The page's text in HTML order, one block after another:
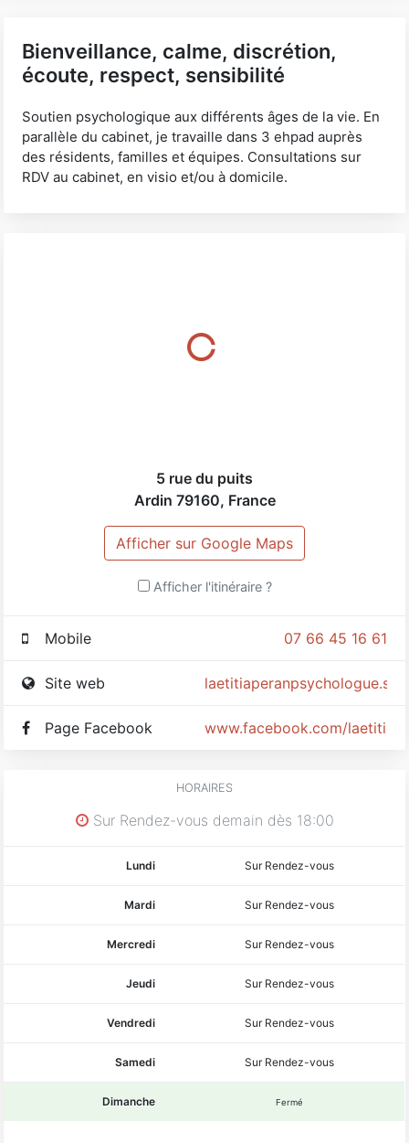
Bienveillance, calme, discrétion,
écoute, respect, sensibilité
Soutien psychologique aux différents âges de la vie. En
parallèle du cabinet, je travaille dans 3 ehpad auprès
des résidents, familles et équipes. Consultations sur
RDV au cabinet, en visio et/ou à domicile.
5 rue du puits
Ardin 79160, France
Afficher sur Google Maps
Afficher l'itinéraire ?
07 66 45 16 61
Mobile
Site web
www.facebook.com/
Page Facebook
HORAIRES
Sur Rendez-vous demain dès 18:00
Lundi Sur Rendez-vous
Mardi Sur Rendez-vous
Mercredi Sur Rendez-vous
Jeudi Sur Rendez-vous
Vendredi Sur Rendez-vous
Samedi Sur Rendez-vous
Dimanche Fermé